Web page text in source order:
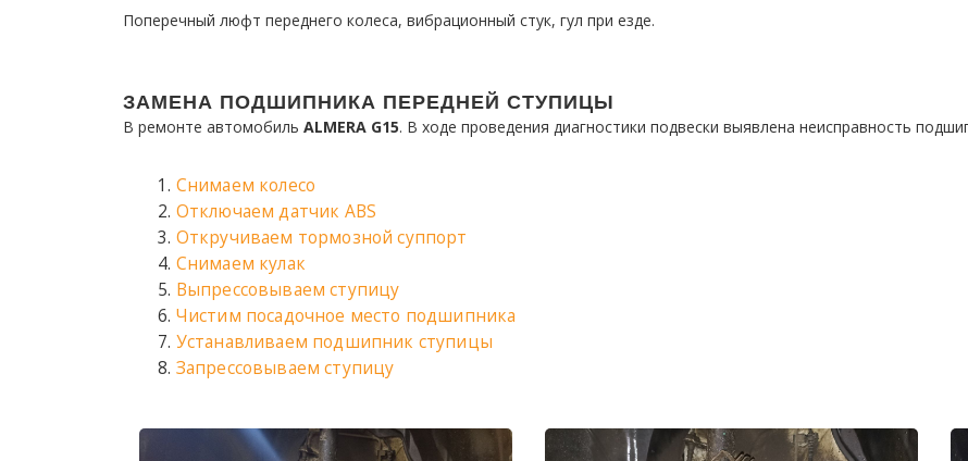
Поперечный люфт переднего колеса, вибрационный стук, гул при езде.
ЗАМЕНА ПОДШИПНИКА ПЕРЕДНЕЙ СТУПИЦЫ
В ремонте автомобиль ALMERA G15. В ходе проведения диагностики подвески выявлена неисправность
Снимаем колесо
Отключаем датчик ABS
Откручиваем тормозной суппорт
Снимаем кулак
Выпрессовываем ступицу
Чистим посадочное место подшипника
Устанавливаем подшипник ступицы
Запрессовываем ступицу